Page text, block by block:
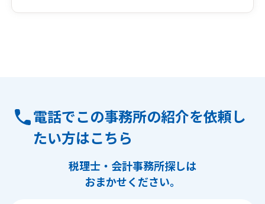
電話でこの事務所の紹介を依頼し
たい方はこちら
税理士・会計事務所探しは
おまかせください。